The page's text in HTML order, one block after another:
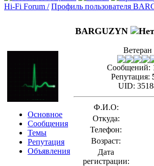
Hi-Fi Forum / Профиль пользователя
Основное
Сообщения
Темы
Репутация
Объявления
BARGUZYN
Ветеран
Сообщений:
Репутация:
UID:
Ф.И.О:
Откуда:
Телефон:
Возраст:
Дата
регистрации: